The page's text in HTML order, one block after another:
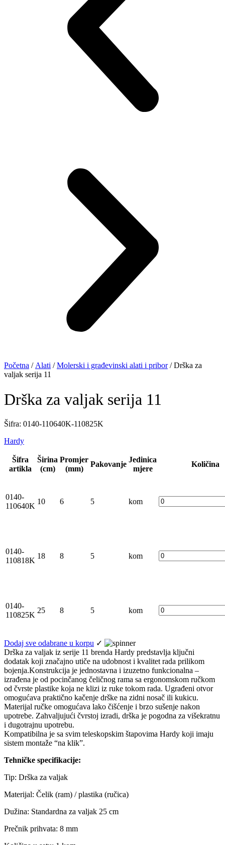
Početna / Alati /Molerski i građevinski alati i pribor/ Drška za
valjak serija 11
Drška za valjak serija 11
Šifra: 0140-110640K-110825K
Hardy
Šifra
artikla
Širina
(cm)
Promjer
(mm)
Pakovanje
Jedinica
mjere
Količina
0140-
110640K
10 6 5 kom
0140-
110818K
18 8 5 kom
0140-
110825K
25 8 5 kom
Dodaj sve odabrane u korpu ✓
Drška za valjak iz serije 11 brenda Hardy predstavlja ključni
dodatak koji značajno utiče na udobnost i kvalitet rada prilikom
bojenja.Konstrukcija je jednostavna i izuzetno funkcionalna –
izrađena je od pocinčanog čeličnog rama sa ergonomskom ručkom
od čvrste plastike koja ne klizi iz ruke tokom rada. Ugrađeni otvor
omogućava praktično kačenje drške na zidni nosač ili kukicu.
Materijal ručke omogućava lako čišćenje i brzo sušenje nakon
upotrebe. Zahvaljujući čvrstoj izradi, drška je pogodna za višekratnu
i dugotrajnu upotrebu.
Kompatibilna je sa svim teleskopskim štapovima Hardy koji imaju
sistem montaže “na klik”.
Tehničke specifikacije:
Tip: Drška za valjak
Materijal: Čelik (ram) / plastika (ručica)
Dužina: Standardna za valjak 25 cm
Prečnik prihvata: 8 mm